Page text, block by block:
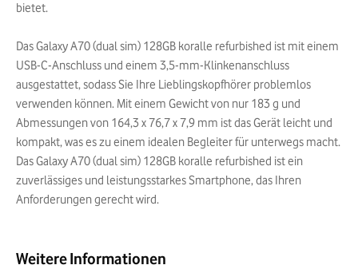
bietet.
Das Galaxy A70 (dual sim) 128GB koralle refurbished ist mit einem
USB-C-Anschluss und einem 3,5-mm-Klinkenanschluss
ausgestattet, sodass Sie Ihre Lieblingskopfhörer problemlos
verwenden können. Mit einem Gewicht von nur 183 g und
Abmessungen von 164,3 x 76,7 x 7,9 mm ist das Gerät leicht und
kompakt, was es zu einem idealen Begleiter für unterwegs macht.
Das Galaxy A70 (dual sim) 128GB koralle refurbished ist ein
zuverlässiges und leistungsstarkes Smartphone, das Ihren
Anforderungen gerecht wird.
Weitere Informationen